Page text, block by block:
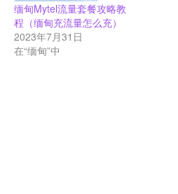
缅甸Mytel流量套餐攻略教
程（缅甸充流量怎么充）
2023年7月31日
在“缅甸”中